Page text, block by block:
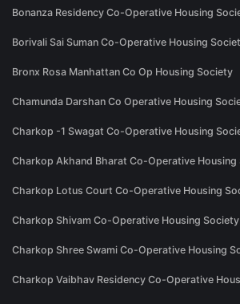
Bonanza Residency Co-Operative Housing
Borivali Sai Suman Co-Operative Housing
Bronx Rosa Manhattan Co Op Housing Society
Chamunda Darshan Co Operative Housing
Charkop -1 Swagat Co-Operative Housing
Charkop Akhand Bharat Co-Operative Housing
Charkop Lotus Court Co-Operative Housing
Charkop Shivam Co-Operative Housing Society
Charkop Shree Swami Co-Operative Housing
Charkop Vaibhav Residency Co-Operative